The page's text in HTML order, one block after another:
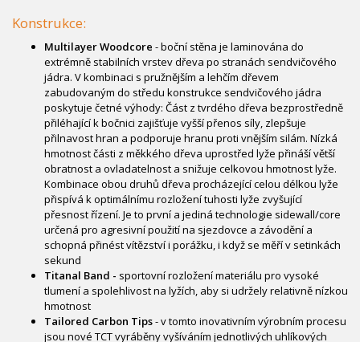
Konstrukce:
Multilayer Woodcore - boční stěna je laminována do
extrémně stabilních vrstev dřeva po stranách sendvičového
jádra. V kombinaci s pružnějším a lehčím dřevem
zabudovaným do středu konstrukce sendvičového jádra
poskytuje četné výhody: Část z tvrdého dřeva bezprostředně
přiléhající k bočnici zajišťuje vyšší přenos síly, zlepšuje
přilnavost hran a podporuje hranu proti vnějším silám. Nízká
hmotnost části z měkkého dřeva uprostřed lyže přináší větší
obratnost a ovladatelnost a snižuje celkovou hmotnost lyže.
Kombinace obou druhů dřeva procházející celou délkou lyže
přispívá k optimálnímu rozložení tuhosti lyže zvyšující
přesnost řízení. Je to první a jediná technologie sidewall/core
určená pro agresivní použití na sjezdovce a závodění a
schopná přinést vítězství i porážku, i když se měří v setinkách
sekund
Titanal Band - sportovní rozložení materiálu pro vysoké
tlumení a spolehlivost na lyžích, aby si udržely relativně nízkou
hmotnost
Tailored Carbon Tips- v tomto inovativním výrobním procesu
jsou nové TCT vyráběny vyšíváním jednotlivých uhlíkových